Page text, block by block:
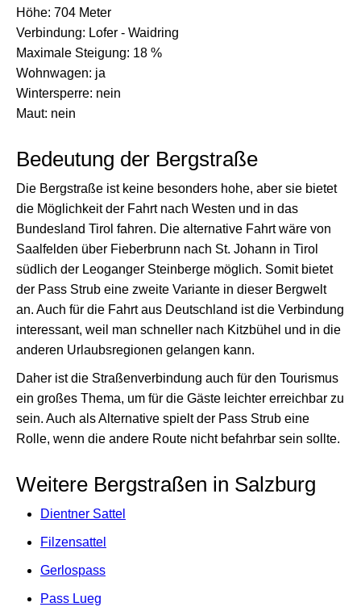
Höhe: 704 Meter
Verbindung: Lofer - Waidring
Maximale Steigung: 18 %
Wohnwagen: ja
Wintersperre: nein
Maut: nein
Bedeutung der Bergstraße
Die Bergstraße ist keine besonders hohe, aber sie bietet
die Möglichkeit der Fahrt nach Westen und in das
Bundesland Tirol fahren. Die alternative Fahrt wäre von
Saalfelden über Fieberbrunn nach St. Johann in Tirol
südlich der Leoganger Steinberge möglich. Somit bietet
der Pass Strub eine zweite Variante in dieser Bergwelt
an. Auch für die Fahrt aus Deutschland ist die Verbindung
interessant, weil man schneller nach Kitzbühel und in die
anderen Urlaubsregionen gelangen kann.
Daher ist die Straßenverbindung auch für den Tourismus
ein großes Thema, um für die Gäste leichter erreichbar zu
sein. Auch als Alternative spielt der Pass Strub eine
Rolle, wenn die andere Route nicht befahrbar sein sollte.
Weitere Bergstraßen in Salzburg
Dientner Sattel
Filzensattel
Gerlospass
Pass Lueg